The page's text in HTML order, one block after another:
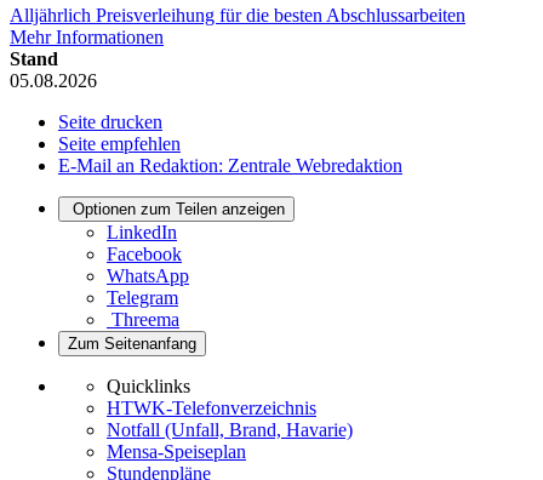
Alljährlich Preisverleihung für die besten Abschlussarbeiten
Mehr Informationen
Stand
05.08.2026
Seite drucken
Seite empfehlen
E-Mail an Redaktion: Zentrale Webredaktion
Optionen zum Teilen anzeigen
LinkedIn
Facebook
WhatsApp
Telegram
Threema
Zum Seitenanfang
Quicklinks
HTWK-Telefonverzeichnis
Notfall (Unfall, Brand, Havarie)
Mensa-Speiseplan
Stundenpläne